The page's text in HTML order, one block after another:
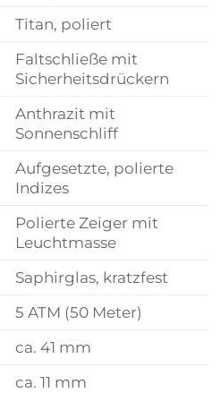
Titan, poliert
Faltschließe mit
Sicherheitsdrückern
Anthrazit mit
Sonnenschliff
Aufgesetzte, polierte
Indizes
Polierte Zeiger mit
Leuchtmasse
Saphirglas, kratzfest
5 ATM (50 Meter)
ca. 41 mm
ca. 11 mm